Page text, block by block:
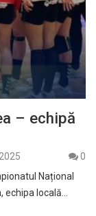
– echipă
0
Național
echipa locală…